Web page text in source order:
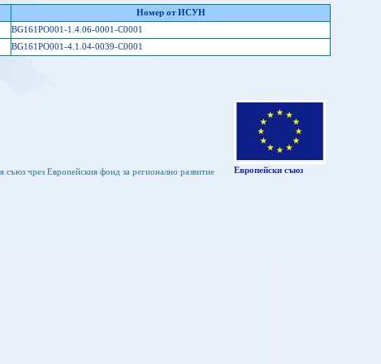
Номер от ИСУН
BG161PO001-1.4.06-0001-C0001
BG161PO001-4.1.04-0039-C0001
чрез Европейския фонд за регионално развитие Европейски съюз